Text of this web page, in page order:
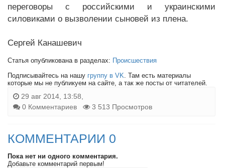
переговоры с российскими и украинскими
силовиками о вызволении сыновей из плена.
Сергей Канашевич
Статья опубликована в разделах: Происшествия
Подписывайтесь на нашу группу в VK. Там есть материалы
которые мы не публикуем на сайте, а так же посты от читателей.
29 авг 2014, 13:58,
0 Комментариев
3 513 Просмотров
КОММЕНТАРИИ 0
Пока нет ни одного комментария.
Добавьте комментарий первым!